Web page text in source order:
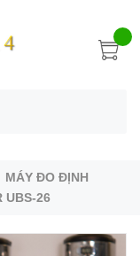
MÁY ĐO ĐỊNH
UBS-26